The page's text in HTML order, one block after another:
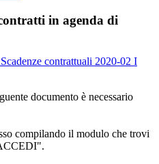
in agenda di
Scadenze contrattuali 2020-02 I
documento è necessario
compilando il modulo che trovi